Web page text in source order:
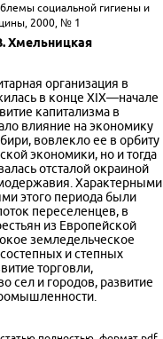
социальной гигиены и
2000, № 1
Хмельницкая
организация в
в конце XIX—начале
капитализма в
влияние на экономику
вовлекло ее в орбиту
экономики, но и тогда
отсталой окраиной
Характерными
этого периода были
переселенцев, в
из Европейской
земледельческое
и степных
торговли,
сел и городов, развитие